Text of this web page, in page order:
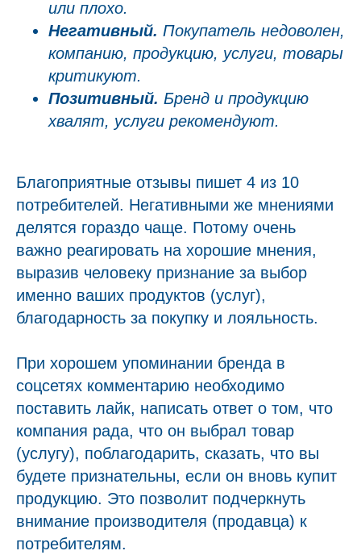
или плохо.
Негативный. Покупатель недоволен,
компанию, продукцию, услуги, товары
критикуют.
Позитивный. Бренд и продукцию
хвалят, услуги рекомендуют.
Благоприятные отзывы пишет 4 из 10
потребителей. Негативными же мнениями
делятся гораздо чаще. Потому очень
важно реагировать на хорошие мнения,
выразив человеку признание за выбор
именно ваших продуктов (услуг),
благодарность за покупку и лояльность.
При хорошем упоминании бренда в
соцсетях комментарию необходимо
поставить лайк, написать ответ о том, что
компания рада, что он выбрал товар
(услугу), поблагодарить, сказать, что вы
будете признательны, если он вновь купит
продукцию. Это позволит подчеркнуть
внимание производителя (продавца) к
потребителям.